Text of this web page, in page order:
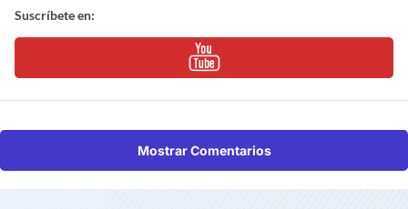
Suscríbete en:
Mostrar Comentarios